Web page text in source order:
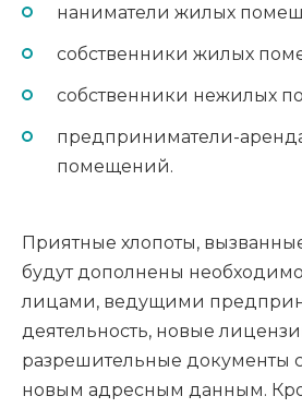
наниматели жилых
собственники жилых
собственники нежилых
предприниматели-
помещений.
Приятные хлопоты,
будут дополнены
лицами, ведущими
деятельность, новые
разрешительные документы
новым адресным данным.